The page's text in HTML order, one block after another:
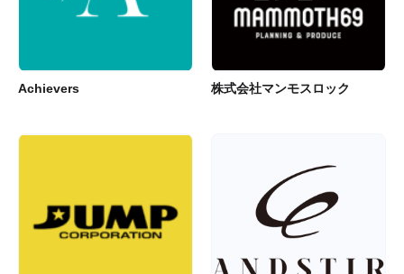
Achievers 株式会社マンモスロック